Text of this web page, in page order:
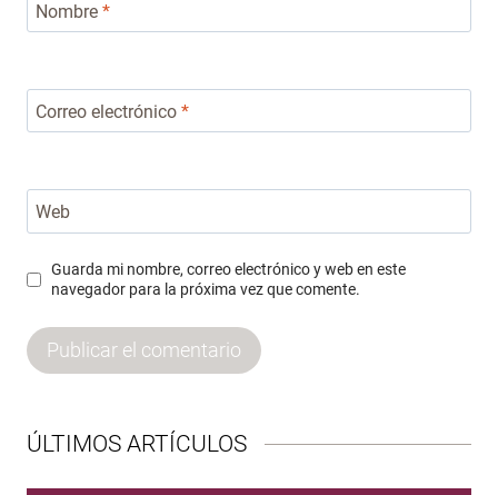
Nombre *
Correo electrónico *
Web
Guarda mi nombre, correo electrónico y web en este
navegador para la próxima vez que comente.
ÚLTIMOS ARTÍCULOS